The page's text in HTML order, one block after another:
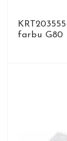
farbu G80